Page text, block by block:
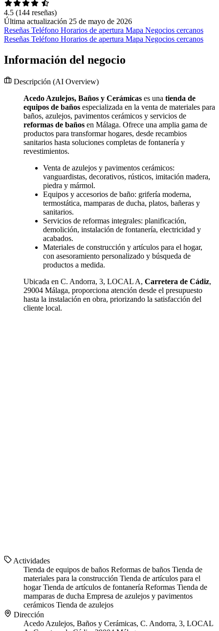
4.5 (144 reseñas)
Última actualización 25 de mayo de 2026
Reseñas Teléfono Horarios de apertura Mapa Negocios cercanos
Reseñas Teléfono Horarios de apertura Mapa Negocios cercanos
Información del negocio
Descripción (AI Overview)
Acedo Azulejos, Baños y Cerámicas es una tienda de
equipos de baños especializada en la venta de materiales para
baños, azulejos, pavimentos cerámicos y servicios de
reformas de baños en Málaga. Ofrece una amplia gama de
productos para transformar hogares, desde recambios
sanitarios hasta soluciones completas de fontanería y
revestimientos.
Venta de azulejos y pavimentos cerámicos:
vanguardistas, decorativos, rústicos, imitación madera,
piedra y mármol.
Equipos y accesorios de baño: grifería moderna,
termostática, mamparas de ducha, platos, bañeras y
sanitarios.
Servicios de reformas integrales: planificación,
demolición, instalación de fontanería, electricidad y
acabados.
Materiales de construcción y artículos para el hogar,
con asesoramiento personalizado y búsqueda de
productos a medida.
Ubicada en C. Andorra, 3, LOCAL A, Carretera de Cádiz,
29004 Málaga, proporciona atención desde el presupuesto
hasta la instalación en obra, priorizando la satisfacción del
cliente local.
Actividades
Tienda de equipos de baños Reformas de baños Tienda de
materiales para la construcción Tienda de artículos para el
hogarTienda de artículos de fontanería Reformas Tienda de
mamparas de ducha Empresa de azulejos y pavimentos
cerámicos Tienda de azulejos
Dirección
Acedo Azulejos, Baños y Cerámicas, C. Andorra, 3, LOCAL